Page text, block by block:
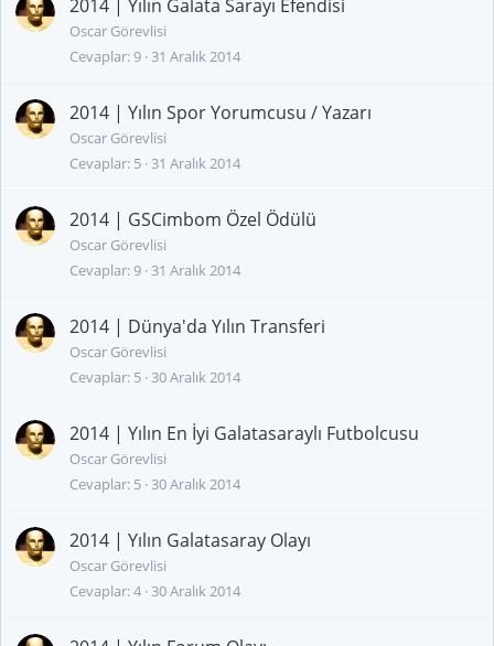
2014 | Yılın Galata Sarayı Efendisi
Oscar Görevlisi
Cevaplar 9 31 Aralık 2014
2014 | Yılın Spor Yorumcusu / Yazarı
Oscar Görevlisi
Cevaplar 5 31 Aralık 2014
2014 | GSCimbom Özel Ödülü
Oscar Görevlisi
Cevaplar 9 31 Aralık 2014
2014 | Dünya'da Yılın Transferi
Oscar Görevlisi
Cevaplar 5 30 Aralık 2014
2014 | Yılın En İyi Galatasaraylı Futbolcusu
Oscar Görevlisi
Cevaplar 5 30 Aralık 2014
2014 | Yılın Galatasaray Olayı
Oscar Görevlisi
Cevaplar 4 30 Aralık 2014